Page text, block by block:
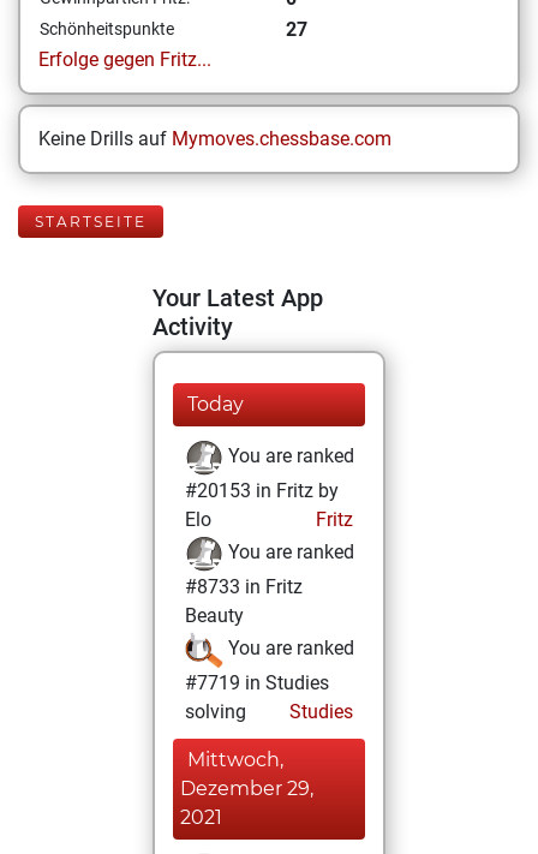
Schönheitspunkte
27
Erfolge gegen Fritz...
Keine Drills auf Mymoves.chessbase.com
STARTSEITE
Your Latest App
Activity
Today
You are ranked
#20153 in Fritz by
Elo
Fritz
You are ranked
#8733 in Fritz
Beauty
You are ranked
#7719 in Studies
solving
Studies
Mittwoch,
Dezember 29,
2021